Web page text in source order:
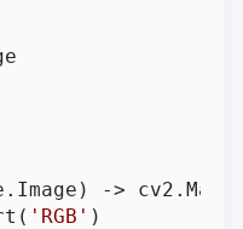
) -> cv2.Mat:
'RGB' )